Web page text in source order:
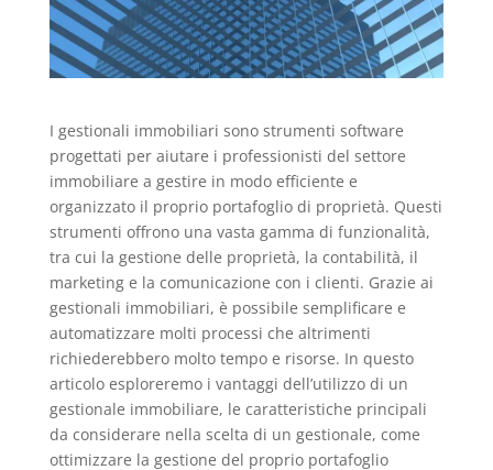
I gestionali immobiliari sono strumenti software
progettati per aiutare i professionisti del settore
immobiliare a gestire in modo efficiente e
organizzato il proprio portafoglio di proprietà. Questi
strumenti offrono una vasta gamma di funzionalità,
tra cui la gestione delle proprietà, la contabilità, il
marketing e la comunicazione con i clienti. Grazie ai
gestionali immobiliari, è possibile semplificare e
automatizzare molti processi che altrimenti
richiederebbero molto tempo e risorse. In questo
articolo esploreremo i vantaggi dell’utilizzo di un
gestionale immobiliare, le caratteristiche principali
da considerare nella scelta di un gestionale, come
ottimizzare la gestione del proprio portafoglio